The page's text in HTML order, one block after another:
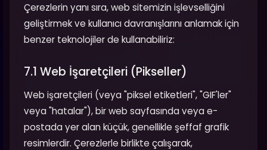
Çerezlerin yanı sıra, web sitemizin işlevselliğini
geliştirmek ve kullanıcı davranışlarını anlamak için
benzer teknolojiler de kullanabiliriz:
7.1 Web İşaretçileri (Pikseller)
Web işaretçileri (veya "piksel etiketleri", "GIF'ler"
veya "hatalar"), bir web sayfasında veya e-
postada yer alan küçük, genellikle şeffaf grafik
resimlerdir. Çerezlerle birlikte çalışarak,